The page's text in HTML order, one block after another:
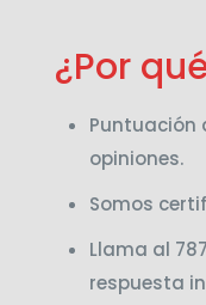
¿Por
Puntuación
opiniones.
Somos
Llama al
respuesta